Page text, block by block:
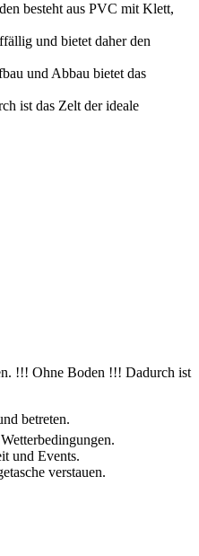
besteht aus PVC mit Klett,
und bietet daher den
und Abbau bietet das
ist das Zelt der ideale
!!! Ohne Boden !!! Dadurch ist
betreten.
und Events.
verstauen.